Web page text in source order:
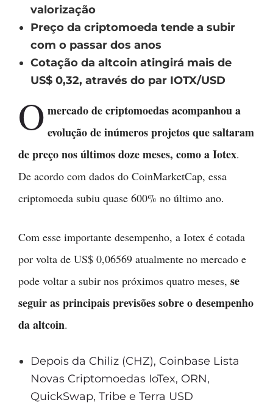
valorização
Preço da criptomoeda tende a subir
com o passar dos anos
Cotação da altcoin atingirá mais de
US$ 0,32, através do par IOTX/USD
O mercado de criptomoedas acompanhou a
evolução de inúmeros projetos que saltaram
de preço nos últimos doze meses, como a Iotex.
De acordo com dados do CoinMarketCap, essa
criptomoeda subiu quase 600% no último ano.
Com esse importante desempenho, a Iotex é cotada
por volta de US$ 0,06569 atualmente no mercado e
pode voltar a subir nos próximos quatro meses, se
seguir as principais previsões sobre o desempenho
da altcoin.
Depois da Chiliz (CHZ), Coinbase Lista
Novas Criptomoedas IoTex, ORN,
QuickSwap, Tribe e Terra USD